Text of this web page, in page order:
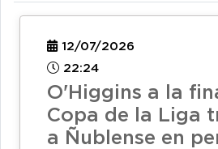
12/07/2026
22:24
O'Higgins a la
Copa de la Liga
a Ñublense en